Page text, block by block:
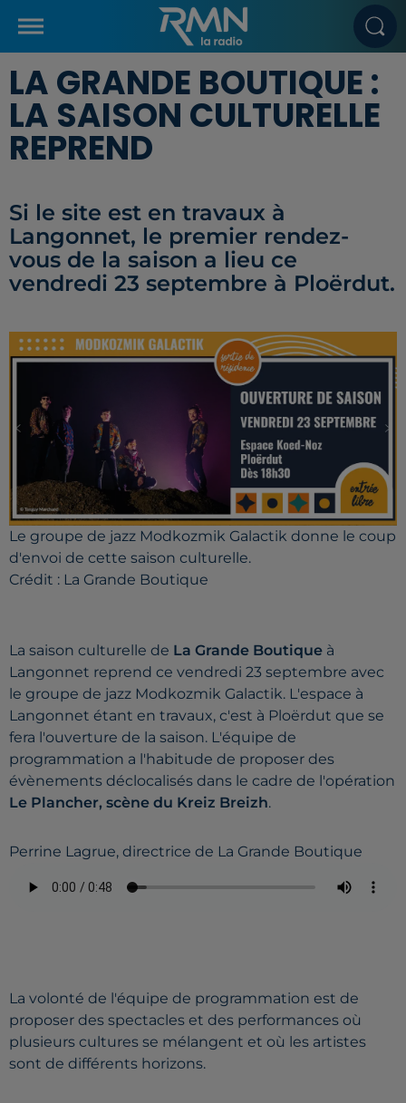
LA GRANDE BOUTIQUE :
LA SAISON CULTURELLE
REPREND
Si le site est en travaux à
Langonnet, le premier rendez-
vous de la saison a lieu ce
vendredi 23 septembre à Ploërdut.
Le groupe de jazz Modkozmik Galactik donne le coup
d'envoi de cette saison culturelle.
Crédit : La Grande Boutique
La saison culturelle de La Grande Boutique à
Langonnet reprend ce vendredi 23 septembre avec
le groupe de jazz Modkozmik Galactik. L'espace à
Langonnet étant en travaux, c'est à Ploërdut que se
fera l'ouverture de la saison. L'équipe de
programmation a l'habitude de proposer des
évènements déclocalisés dans le cadre de l'opération
Le Plancher, scène du Kreiz Breizh.
Perrine Lagrue, directrice de La Grande Boutique
La volonté de l'équipe de programmation est de
proposer des spectacles et des performances où
plusieurs cultures se mélangent et où les artistes
sont de différents horizons.